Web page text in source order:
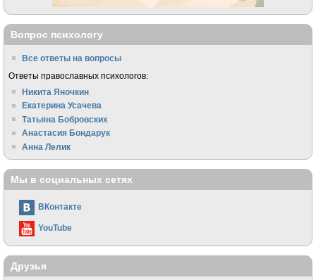
Вопрос психологу
Все ответы на вопросы
Ответы православных психологов:
Никита Яночкин
Екатерина Усачева
Татьяна Бобровских
Анастасия Бондарук
Анна Лелик
Мы в социальных сетях
ВКонтакте
YouTube
Друзья